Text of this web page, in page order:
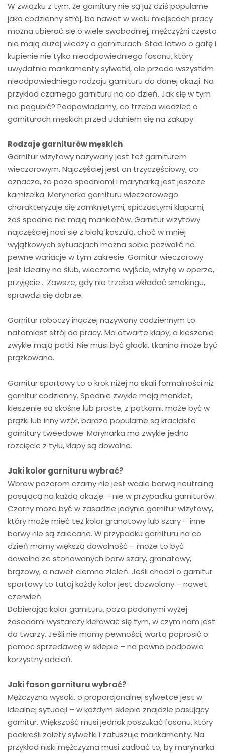
W związku z tym, że garnitury nie są już dziś popularne
jako codzienny strój, bo nawet w wielu miejscach pracy
można ubierać się o wiele swobodniej, mężczyźni często
nie mają dużej wiedzy o garniturach. Stad łatwo o gafę i
kupienie nie tylko nieodpowiedniego fasonu, który
uwydatnia mankamenty sylwetki, ale przede wszystkim
nieodpowiedniego rodzaju garnituru do danej okazji. Na
przykład czarnego garnituru na co dzień. Jak się w tym
nie pogubić? Podpowiadamy, co trzeba wiedzieć o
garniturach męskich przed udaniem się na zakupy.
Rodzaje garniturów męskich
Garnitur wizytowy nazywany jest też garniturem
wieczorowym. Najczęściej jest on trzyczęściowy, co
oznacza, że poza spodniami i marynarką jest jeszcze
kamizelka. Marynarka garnituru wieczorowego
charakteryzuje się zamkniętymi, spiczastymi klapami,
zaś spodnie nie mają mankietów. Garnitur wizytowy
najczęściej nosi się z białą koszulą, choć w mniej
wyjątkowych sytuacjach można sobie pozwolić na
pewne wariacje w tym zakresie. Garnitur wieczorowy
jest idealny na ślub, wieczorne wyjście, wizytę w operze,
przyjęcie… Zawsze, gdy nie trzeba wkładać smokingu,
sprawdzi się dobrze.
Garnitur roboczy inaczej nazywany codziennym to
natomiast strój do pracy. Ma otwarte klapy, a kieszenie
zwykle mają patki. Nie musi być gładki, tkanina może być
prążkowana.
Garnitur sportowy to o krok niżej na skali formalności niż
garnitur codzienny. Spodnie zwykle mają mankiet,
kieszenie są skośne lub proste, z patkami, może być w
prążki lub inny wzór, bardzo popularne są kraciaste
garnitury tweedowe. Marynarka ma zwykle jedno
rozcięcie z tyłu, klapy są dowolne.
Jaki kolor garnituru wybrać?
Wbrew pozorom czarny nie jest wcale barwą neutralną
pasującą na każdą okazję – nie w przypadku garniturów.
Czarny może być w zasadzie jedynie garnitur wizytowy,
który może mieć też kolor granatowy lub szary – inne
barwy nie są zalecane. W przypadku garnituru na co
dzień mamy większą dowolność – może to być
dowolna ze stonowanych barw szary, granatowy,
brązowy, a nawet ciemna zieleń. Jeśli chodzi o garnitur
sportowy to tutaj każdy kolor jest dozwolony – nawet
czerwień.
Dobierając kolor garnituru, poza podanymi wyżej
zasadami wystarczy kierować się tym, w czym nam jest
do twarzy. Jeśli nie mamy pewności, warto poprosić o
pomoc sprzedawcę w sklepie – na pewno podpowie
korzystny odcień.
Jaki fason garnituru wybrać?
Mężczyzna wysoki, o proporcjonalnej sylwetce jest w
idealnej sytuacji – w każdym sklepie znajdzie pasujący
garnitur. Większość musi jednak poszukać fasonu, który
podkreśli zalety sylwetki i zatuszuje mankamenty. Na
przykład niski mężczyzna musi zadbać to, by marynarka